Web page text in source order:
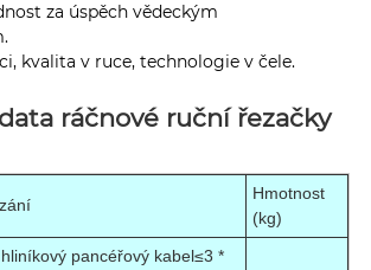
za úspěch vědeckým
kvalita v ruce, technologie v čele.
ráčnové ruční řezačky
Hmotnost
(kg)
pancéřový kabel≤3 *